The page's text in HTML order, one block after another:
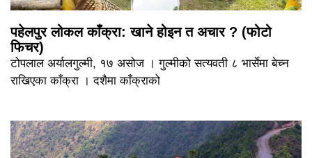
पहेलपुर लोकल काँक्रा: खाने होइन त अचार ? (फोटो
फिचर)
टोपलाल अर्यालगुल्मी, १७ असोज । गुल्मीको सत्यवती ८ भार्सेमा बेच्न
राखिएका काँक्रा । दशैमा काँक्राको